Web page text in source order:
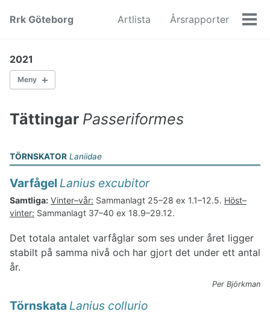
Rrk Göteborg Artlista Årsrapporter
2021
Meny
Hönsfåglar
Skärrfåglar
Tranfåglar
Doppingfåglar
Vadarfåglar
Lomfåglar
Stormfåglar
Storkfåglar
Pelikanfåglar
Hökfåglar
Ugglefåglar
Hackspettartade fåglar
Tättingar Passeriformes
TÖRNSKATOR Laniidae
Varfågel Lanius excubitor
Samtliga: Vinter–vår: Sammanlagt 25–28 ex 1.1–12.5. Höst–
vinter: Sammanlagt 37–40 ex 18.9–29.12.
Det totala antalet varfåglar som ses under året ligger
stabilt på samma nivå och har gjort det under ett antal
år.
Per Björkman
Törnskata Lanius collurio